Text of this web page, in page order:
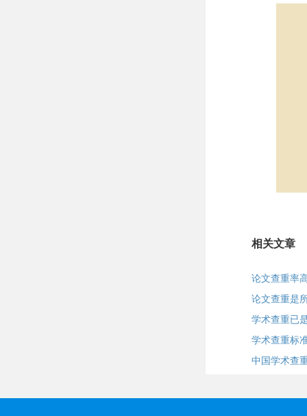
相关文章
论文查重率
论文查重是
学术查重已
学术查重标
中国学术查